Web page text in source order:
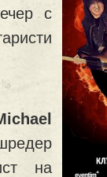
с
на